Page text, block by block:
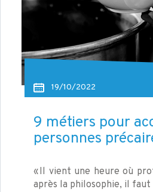
19/10/2022
9 métiers pour
personnes
« Il vient une heure où
après la philosophie, il faut